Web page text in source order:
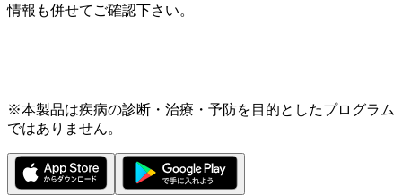
情報も併せてご確認下さい。
※本製品は疾病の診断・治療・予防を目的としたプログラム
ではありません。